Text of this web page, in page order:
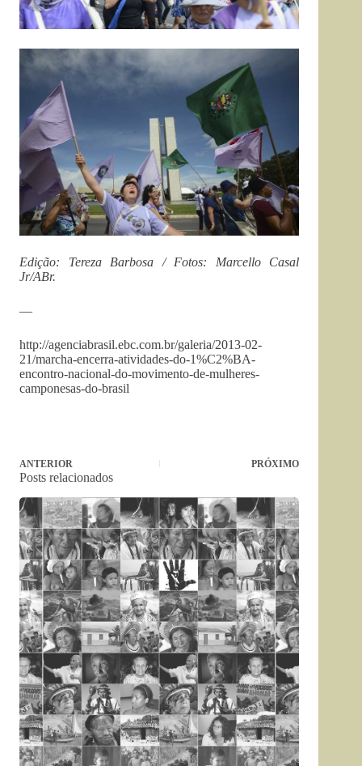
Edição: Tereza Barbosa / Fotos: Marcello Casal
Jr/ABr.
—
http://agenciabrasil.ebc.com.br/galeria/2013-02-
21/marcha-encerra-atividades-do-1%C2%BA-
encontro-nacional-do-movimento-de-mulheres-
camponesas-do-brasil
ANTERIOR PRÓXIMO
Posts relacionados